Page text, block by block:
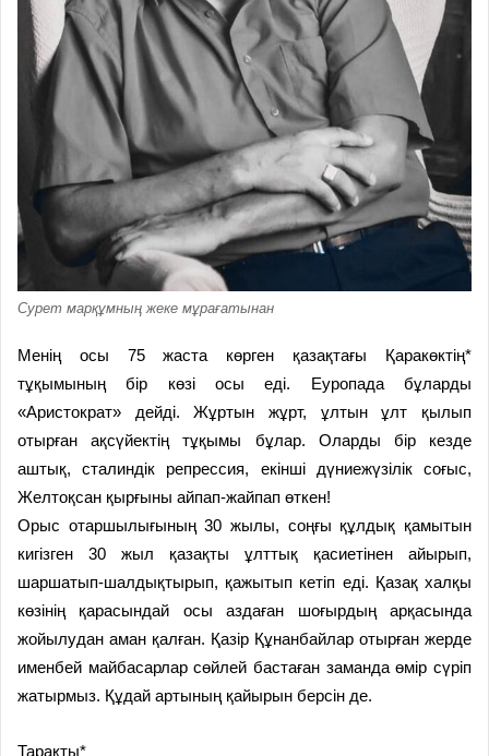
Сурет марқұмның жеке мұрағатынан
Менің осы 75 жаста көрген қазақтағы Қаракөктің*
тұқымының бір көзі осы еді. Еуропада бұларды
«Аристократ» дейді. Жұртын жұрт, ұлтын ұлт қылып
отырған ақсүйектің тұқымы бұлар. Оларды бір кезде
аштық, сталиндік репрессия, екінші дүниежүзілік соғыс,
Желтоқсан қырғыны айпап-жайпап өткен!
Орыс отаршылығының 30 жылы, соңғы құлдық қамытын
кигізген 30 жыл қазақты ұлттық қасиетінен айырып,
шаршатып-шалдықтырып, қажытып кетіп еді. Қазақ халқы
көзінің қарасындай осы аздаған шоғырдың арқасында
жойылудан аман қалған. Қазір Құнанбайлар отырған жерде
именбей майбасарлар сөйлей бастаған заманда өмір сүріп
жатырмыз. Құдай артының қайырын берсін де.
Тарақты*